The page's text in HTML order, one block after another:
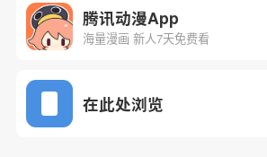
腾讯动漫App
海量漫画 新人7天免费看
在此处浏览